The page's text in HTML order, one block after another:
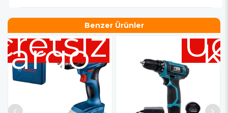
Benzer Ürünler